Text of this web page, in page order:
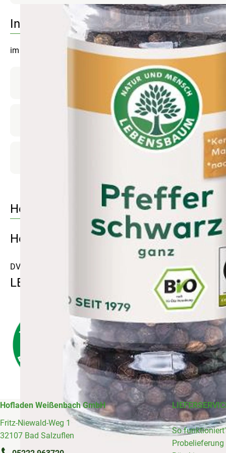
Info
im Glas mit Mühlenaufsatz
Produktinformationen
Herkunft
Hersteller: LEB
DV
LEBENSBAUM
Hofladen Weißenbach GmbH
Fritz-Niewald-Weg 1
32107 Bad Salzuflen
So
Probelieferung